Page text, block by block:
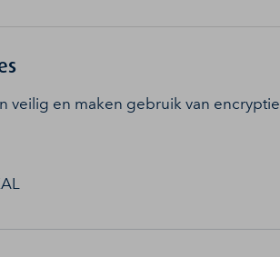
veilig en maken gebruik van encryptie